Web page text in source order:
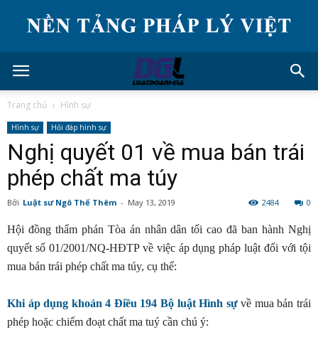
Trang chủ Hình sự
Hình sự Hỏi đáp hình sự
Nghị quyết 01 về mua bán trái
phép chất ma túy
Bởi Luật sư Ngô Thế Thêm - May 13, 2019 0
2484
Hội đồng thẩm phán Tòa án nhân dân tối cao đã ban hành Nghị
quyết số 01/2001/NQ-HĐTP về việc áp dụng pháp luật đối với tội
mua bán trái phép chất ma túy, cụ thể:
Khi áp dụng khoản 4 Điều 194 Bộ luật Hình sựvề mua bán trái
phép hoặc chiếm đoạt chất ma tuý cần chú ý: